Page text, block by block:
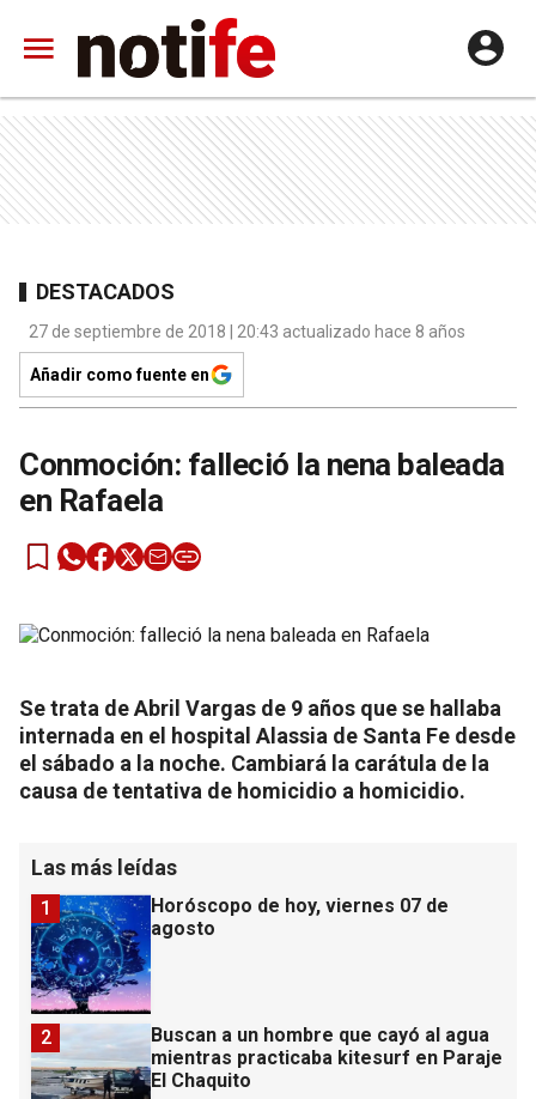
DESTACADOS
27 de septiembre de 2018 | 20:43 actualizado hace 8 años
Añadir como fuente en
Conmoción: falleció la nena baleada
en Rafaela
Se trata de Abril Vargas de 9 años que se hallaba
internada en el hospital Alassia de Santa Fe desde
el sábado a la noche. Cambiará la carátula de la
causa de tentativa de homicidio a homicidio.
Las más leídas
Horóscopo de hoy, viernes 07 de
agosto
1
Buscan a un hombre que cayó al agua
mientras practicaba kitesurf en Paraje
El Chaquito
2